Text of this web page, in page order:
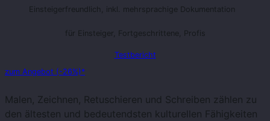
Einsteigerfreundlich, inkl. mehrsprachige Dokumentation
für Einsteiger, Fortgeschrittene, Profis
Testbericht
zum Angebot (-26%)*
Malen, Zeichnen, Retuschieren und Schreiben zählen zu
den ältesten und bedeutendsten kulturellen Fähigkeiten